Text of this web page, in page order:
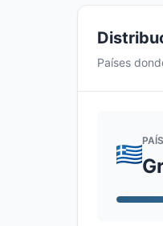
Países